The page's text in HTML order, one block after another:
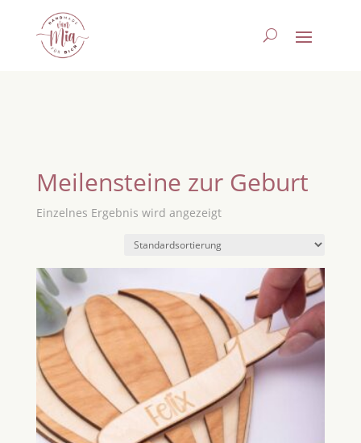
Meilensteine zur Geburt
Einzelnes Ergebnis wird angezeigt